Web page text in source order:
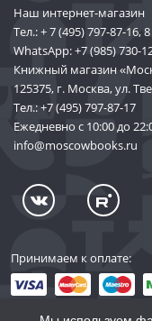
Наш интернет-магазин
Тел.:+ 7 (495) 797-87-16,
WhatsApp:+7 (985) 730-
Книжный магазин
125375, г. Москва, ул.
Тел.:+7 (495) 797-87-17
Ежедневно с 10:00 до
info@moscowbooks.ru
Принимаем к оплате: